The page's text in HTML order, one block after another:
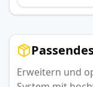
Erweitern und